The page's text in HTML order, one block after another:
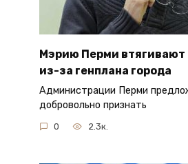
Мэрию Перми втягивают
из-за генплана города
Администрации Перми
добровольно признать
0 2.3к.